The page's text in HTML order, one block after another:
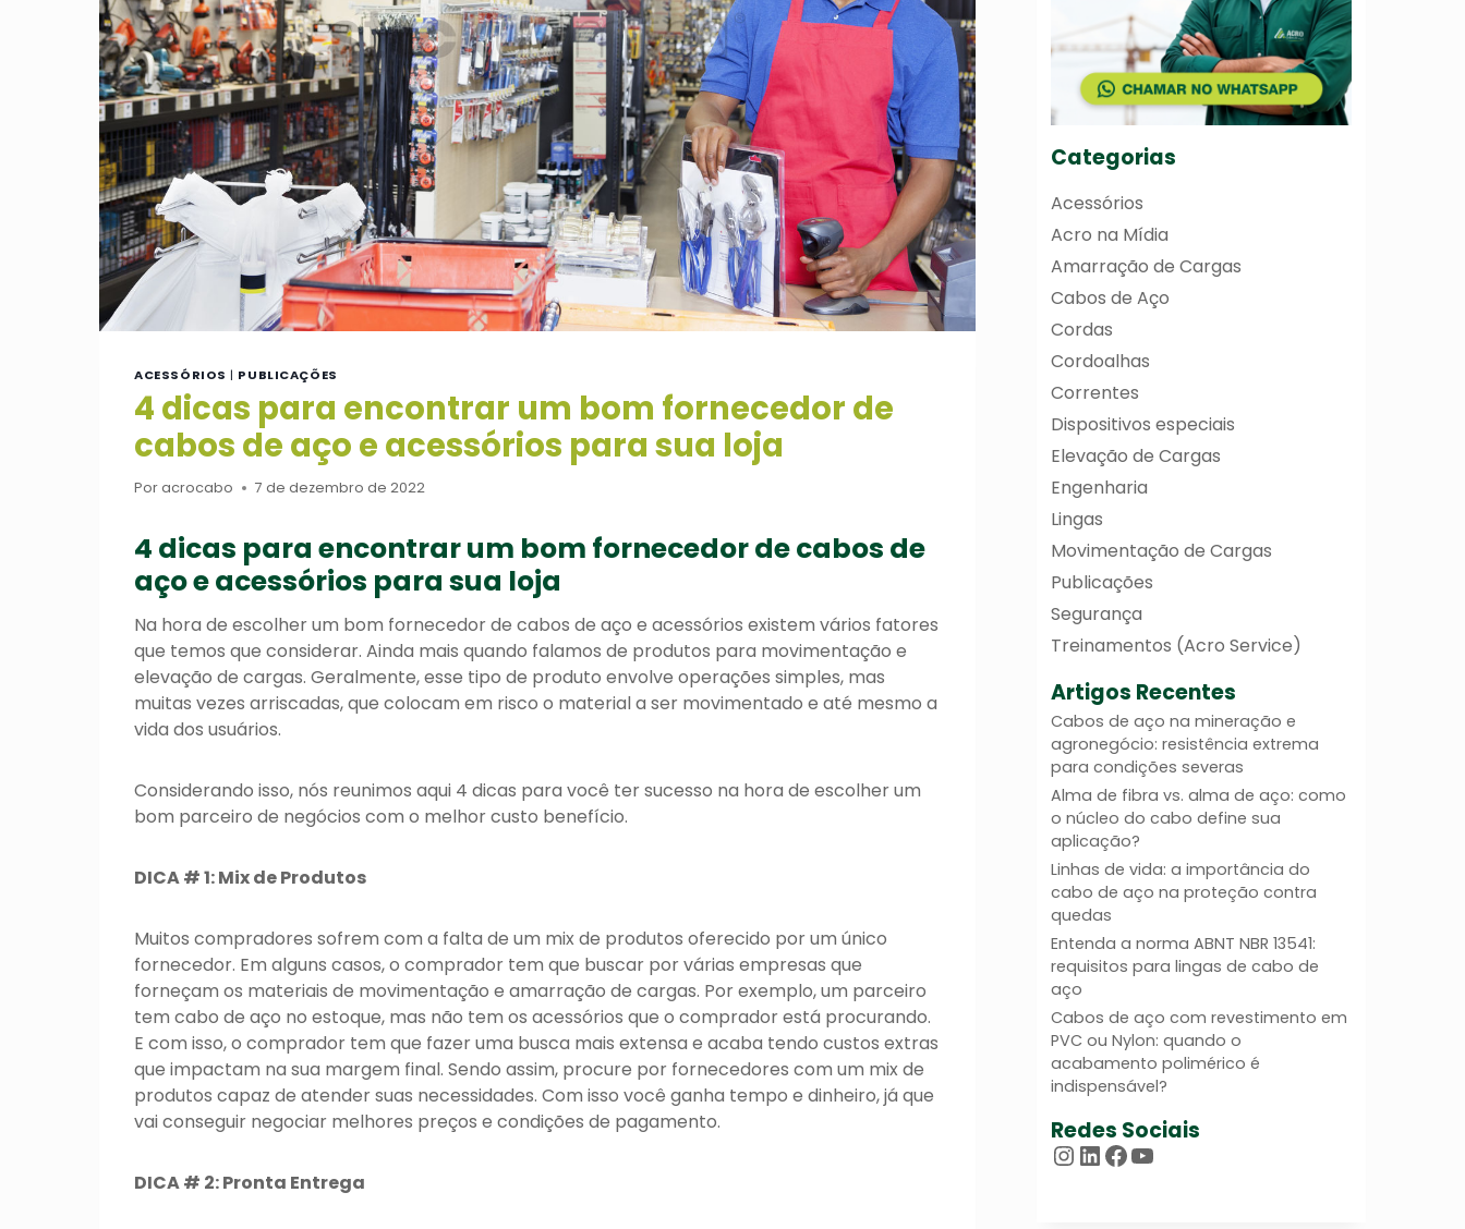
ACESSÓRIOS | PUBLICAÇÕES
4 dicas para encontrar um bom fornecedor de
cabos de aço e acessórios para sua loja
Poracrocabo 7 de dezembro de 2022
4 dicas para encontrar um bom fornecedor de cabos de
aço e acessórios para sua loja
Na hora de escolher um bom fornecedor de cabos de aço e acessórios existem vários fatores
que temos que considerar. Ainda mais quando falamos de produtos para movimentação e
elevação de cargas. Geralmente, esse tipo de produto envolve operações simples, mas
muitas vezes arriscadas, que colocam em risco o material a ser movimentado e até mesmo a
vida dos usuários.
Considerando isso, nós reunimos aqui 4 dicas para você ter sucesso na hora de escolher um
bom parceiro de negócios com o melhor custo benefício.
DICA # 1: Mix de Produtos
Muitos compradores sofrem com a falta de um mix de produtos oferecido por um único
fornecedor. Em alguns casos, o comprador tem que buscar por várias empresas que
forneçam os materiais de movimentação e amarração de cargas. Por exemplo, um parceiro
tem cabo de aço no estoque, mas não tem os acessórios que o comprador está procurando.
E com isso, o comprador tem que fazer uma busca mais extensa e acaba tendo custos extras
que impactam na sua margem final. Sendo assim, procure por fornecedores com um mix de
produtos capaz de atender suas necessidades. Com isso você ganha tempo e dinheiro, já que
vai conseguir negociar melhores preços e condições de pagamento.
DICA # 2: Pronta Entrega
Categorias
Acessórios
Acro na Mídia
Amarração de Cargas
Cabos de Aço
Cordas
Cordoalhas
Correntes
Dispositivos especiais
Elevação de Cargas
Engenharia
Lingas
Movimentação de Cargas
Publicações
Segurança
Treinamentos (Acro Service)
Artigos Recentes
Cabos de aço na mineração e
agronegócio: resistência extrema
para condições severas
Alma de fibra vs. alma de aço: como
o núcleo do cabo define sua
aplicação?
Linhas de vida: a importância do
cabo de aço na proteção contra
quedas
Entenda a norma ABNT NBR 13541:
requisitos para lingas de cabo de
aço
Cabos de aço com revestimento em
PVC ou Nylon: quando o
acabamento polimérico é
indispensável?
Redes Sociais
Instagram
LinkedIn
Facebook
Youtube